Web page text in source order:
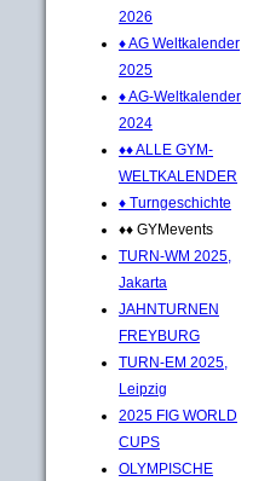
2026
♦ AG Weltkalender
2025
♦ AG-Weltkalender
2024
♦♦ ALLE GYM-
WELTKALENDER
♦ Turngeschichte
♦♦ GYMevents
TURN-WM 2025,
Jakarta
JAHNTURNEN
FREYBURG
TURN-EM 2025,
Leipzig
2025 FIG WORLD
CUPS
OLYMPISCHE